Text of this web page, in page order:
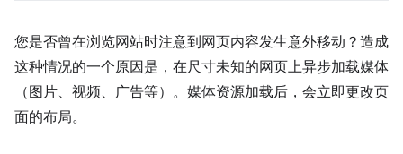
您是否曾在浏览网站时注意到网页内容发生意外移动？造成
这种情况的一个原因是，在尺寸未知的网页上异步加载媒体
（图片、视频、广告等）。媒体资源加载后，会立即更改页
面的布局。